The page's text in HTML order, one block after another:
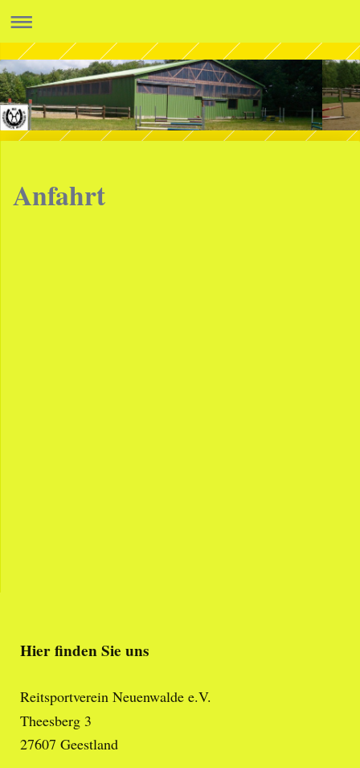
Anfahrt
Hier finden Sie uns
Reitsportverein Neuenwalde e.V.
Theesberg 3
27607 Geestland